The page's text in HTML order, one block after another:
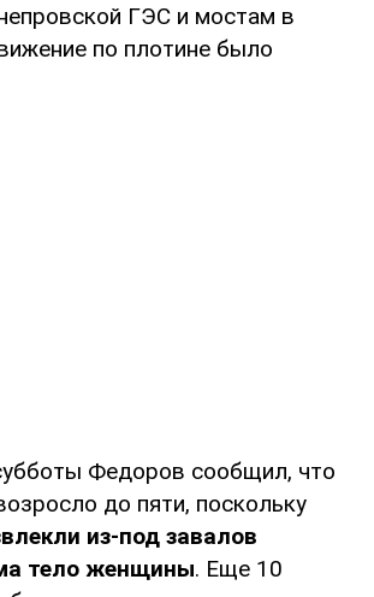
ГЭС и мостам в
по плотине было
Федоров сообщил, что
до пяти, поскольку
из-под завалов
тело женщины. Еще 10